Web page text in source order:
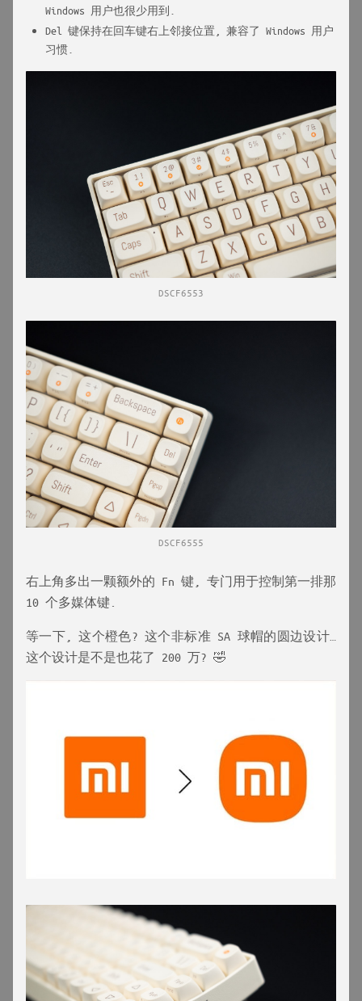
Windows 用户也很少用到.
Del 键保持在回车键右上邻接位置, 兼容了 Windows 用户
习惯.
DSCF6553
DSCF6555
右上角多出一颗额外的 Fn 键, 专门用于控制第一排那
10 个多媒体键.
等一下, 这个橙色? 这个非标准 SA 球帽的圆边设计…
这个设计是不是也花了 200 万? 🤣